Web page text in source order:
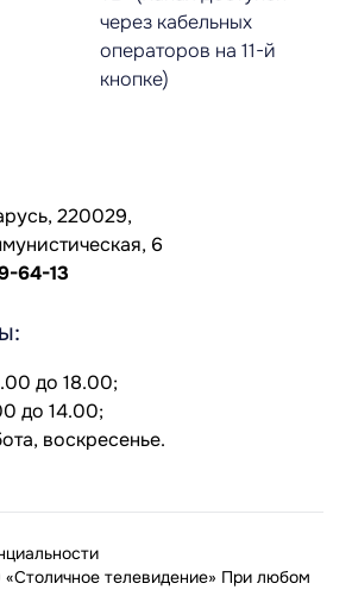
через кабельных
операторов на 11-й
кнопке)
220029,
6
64-13
до 18.00;
до 14.00;
воскресенье.
телевидение» При любом